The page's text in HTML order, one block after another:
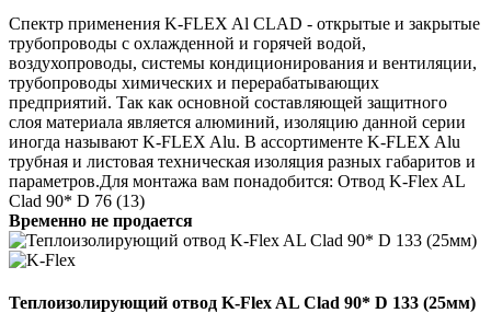
Спектр применения K-FLEX Al CLAD - открытые и закрытые
трубопроводы с охлажденной и горячей водой,
воздухопроводы, системы кондиционирования и вентиляции,
трубопроводы химических и перерабатывающих
предприятий. Так как основной составляющей защитного
слоя материала является алюминий, изоляцию данной серии
иногда называют K-FLEX Alu. В ассортименте K-FLEX Alu
трубная и листовая техническая изоляция разных габаритов и
параметров.Для монтажа вам понадобится: Отвод K-Flex AL
Clad 90* D 76 (13)
Временно не продается
Теплоизолирующий отвод K-Flex AL Clad 90* D 133 (25мм)